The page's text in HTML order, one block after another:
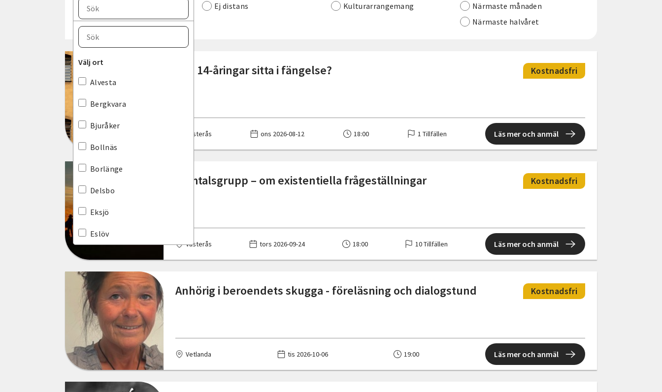
Välj län
Norrbottens län
Skåne län
Stockholms län
Södermanlands län
Uppsala län
Värmlands län
Välj ort
Välj ort
Alvesta
Bergkvara
Bjuråker
Bollnäs
Borlänge
Delsbo
Eksjö
Eslöv
Gävle
Göteborg
Halmstad
Henån
Huddinge
Hyltebruk
Ej distans
Kulturarrangemang
Närmaste månaden
Närmaste halvåret
Ska 14-åringar sitta i fängelse? Kostnadsfri
Västerås ons 2026-08-12 18:00 1 Tillfällen Läs mer och anmäl
Samtalsgrupp – om existentiella frågeställningar Kostnadsfri
Västerås tors 2026-09-24 18:00 10 Tillfällen Läs mer och anmäl
Anhörig i beroendets skugga - föreläsning och dialogstund Kostnadsfri
Vetlanda tis 2026-10-06 19:00 Läs mer och anmäl